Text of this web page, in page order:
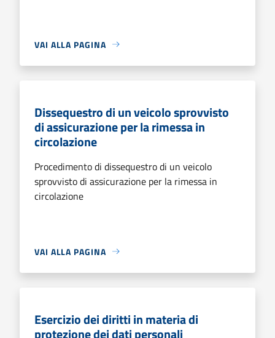
VAI ALLA PAGINA
Dissequestro di un veicolo sprovvisto
di assicurazione per la rimessa in
circolazione
Procedimento di dissequestro di un veicolo
sprovvisto di assicurazione per la rimessa in
circolazione
VAI ALLA PAGINA
Esercizio dei diritti in materia di
protezione dei dati personali